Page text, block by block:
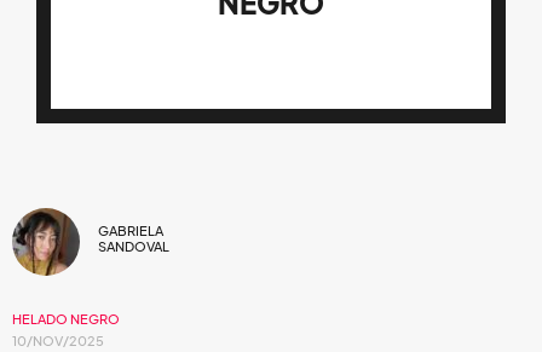
GABRIELA
SANDOVAL
HELADO NEGRO
10/NOV/2025